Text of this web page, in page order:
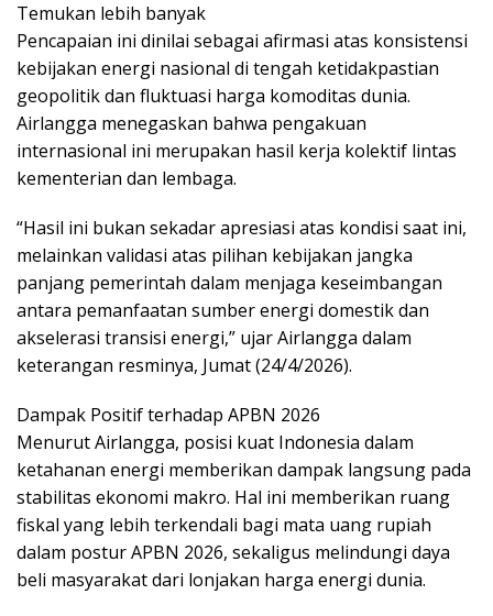
Temukan lebih banyak
Pencapaian ini dinilai sebagai afirmasi atas konsistensi
kebijakan energi nasional di tengah ketidakpastian
geopolitik dan fluktuasi harga komoditas dunia.
Airlangga menegaskan bahwa pengakuan
internasional ini merupakan hasil kerja kolektif lintas
kementerian dan lembaga.
“Hasil ini bukan sekadar apresiasi atas kondisi saat ini,
melainkan validasi atas pilihan kebijakan jangka
panjang pemerintah dalam menjaga keseimbangan
antara pemanfaatan sumber energi domestik dan
akselerasi transisi energi,” ujar Airlangga dalam
keterangan resminya, Jumat (24/4/2026).
Dampak Positif terhadap APBN 2026
Menurut Airlangga, posisi kuat Indonesia dalam
ketahanan energi memberikan dampak langsung pada
stabilitas ekonomi makro. Hal ini memberikan ruang
fiskal yang lebih terkendali bagi mata uang rupiah
dalam postur APBN 2026, sekaligus melindungi daya
beli masyarakat dari lonjakan harga energi dunia.